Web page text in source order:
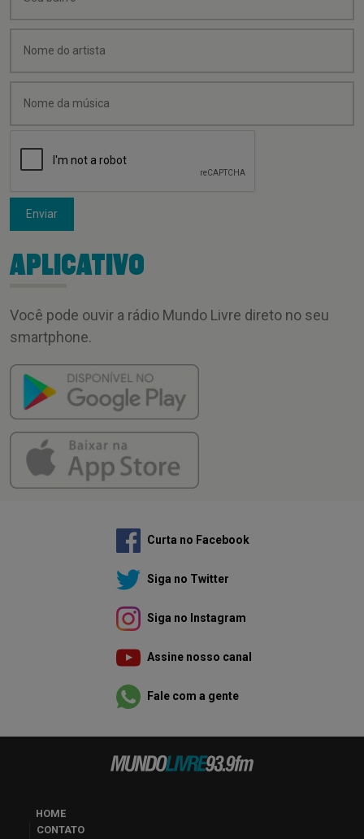
Enviar
APLICATIVO
Você pode ouvir a rádio Mundo Livre direto no seu
smartphone.
Curta no Facebook
Siga no Twitter
Siga no Instagram
Assine nosso canal
Fale com a gente
HOME
CONTATO